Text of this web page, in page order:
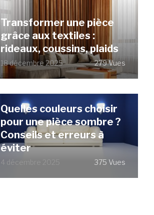
Transformer une pièce
grâce aux textiles :
rideaux, coussins, plaids
18 décembre 2025 279 Vues
Quelles couleurs choisir
pour une pièce sombre ?
Conseils et erreurs à
éviter
4 décembre 2025 375 Vues